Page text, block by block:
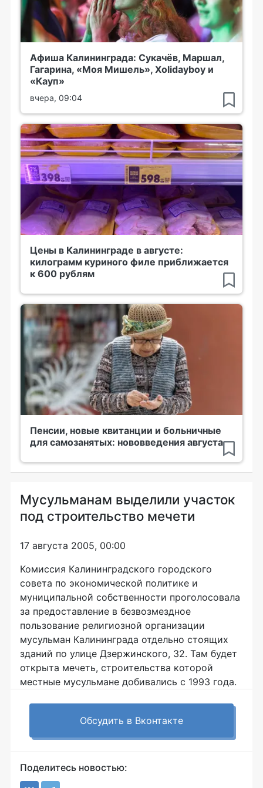
Афиша Калининграда: Сукачёв, Маршал,
Гагарина, «Моя Мишель», Xolidayboy и
«Кауп»
вчера, 09:04
Цены в Калининграде в августе:
килограмм куриного филе приближается
к 600 рублям
Пенсии, новые квитанции и больничные
для самозанятых: нововведения августа
Мусульманам выделили участок
под строительство мечети
17 августа 2005, 00:00
Комиссия Калининградского городского
совета по экономической политике и
муниципальной собственности проголосовала
за предоставление в безвозмездное
пользование религиозной организации
мусульман Калининграда отдельно стоящих
зданий по улице Дзержинского, 32. Там будет
открыта мечеть, строительства которой
местные мусульмане добивались с 1993 года.
Обсудить в Вконтакте
Поделитесь новостью: